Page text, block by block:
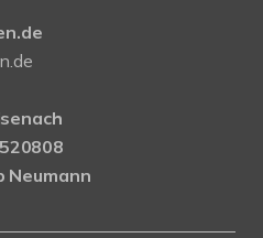
Neumann